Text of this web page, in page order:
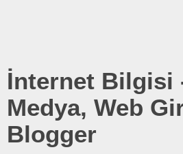
İnternet Bilgisi
Medya, Web
Blogger